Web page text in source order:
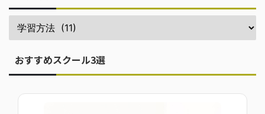
おすすめスクール3選